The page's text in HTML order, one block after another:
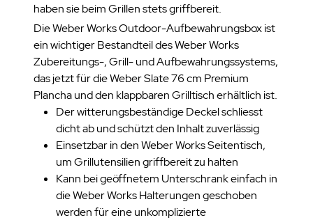
haben sie beim Grillen stets griffbereit.
Die Weber Works Outdoor-Aufbewahrungsbox ist
ein wichtiger Bestandteil des Weber Works
Zubereitungs-, Grill- und Aufbewahrungssystems,
das jetzt für die Weber Slate 76 cm Premium
Plancha und den klappbaren Grilltisch erhältlich ist.
Der witterungsbeständige Deckel schliesst
dicht ab und schützt den Inhalt zuverlässig
Einsetzbar in den Weber Works Seitentisch,
um Grillutensilien griffbereit zu halten
Kann bei geöffnetem Unterschrank einfach in
die Weber Works Halterungen geschoben
werden für eine unkomplizierte